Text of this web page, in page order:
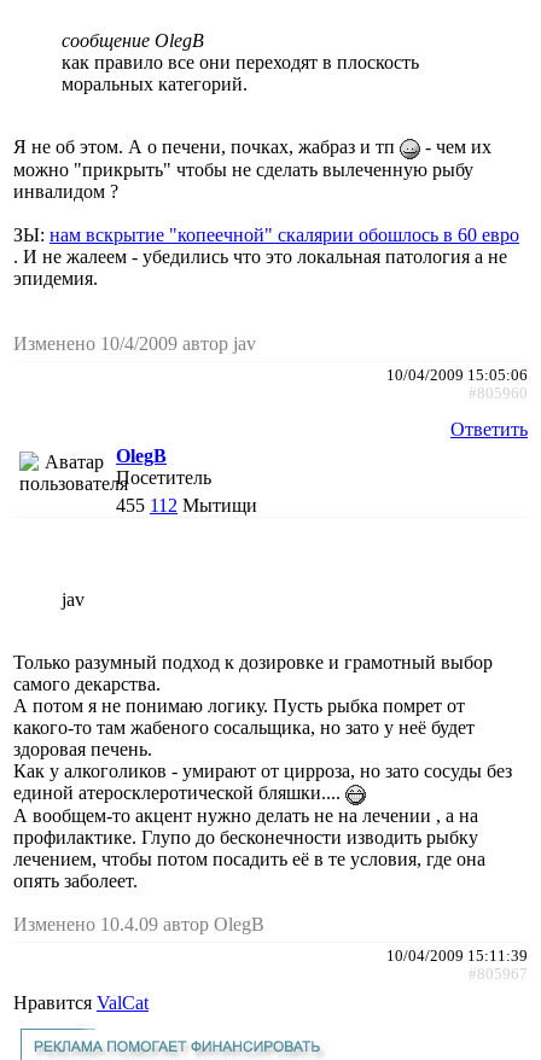
сообщение OlegB
как правило все они переходят в плоскость
моральных категорий.
Я не об этом. А о печени, почках, жабраз и тп
- чем их
можно "прикрыть" чтобы не сделать вылеченную рыбу
инвалидом ?
ЗЫ: нам вскрытие "копеечной" скалярии обошлось в 60 евро
. И не жалеем - убедились что это локальная патология а не
эпидемия.
Изменено 10/4/2009 автор jav
10/04/2009 15:05:06
#805960
Ответить
OlegB
Посетитель
455 112 Мытищи
jav
Только разумный подход к дозировке и грамотный выбор
самого декарства.
А потом я не понимаю логику. Пусть рыбка помрет от
какого-то там жабеного сосальщика, но зато у неё будет
здоровая печень.
Как у алкоголиков - умирают от цирроза, но зато сосуды без
единой атеросклеротической бляшки....
А вообщем-то акцент нужно делать не на лечении , а на
профилактике. Глупо до бесконечности изводить рыбку
лечением, чтобы потом посадить её в те условия, где она
опять заболеет.
Изменено 10.4.09 автор OlegB
10/04/2009 15:11:39
#805967
Нравится ValCat